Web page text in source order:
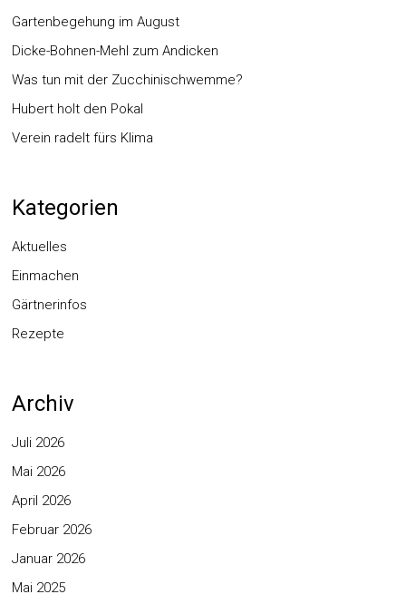
Gartenbegehung im August
Dicke-Bohnen-Mehl zum Andicken
Was tun mit der Zucchinischwemme?
Hubert holt den Pokal
Verein radelt fürs Klima
Kategorien
Aktuelles
Einmachen
Gärtnerinfos
Rezepte
Archiv
Juli 2026
Mai 2026
April 2026
Februar 2026
Januar 2026
Mai 2025